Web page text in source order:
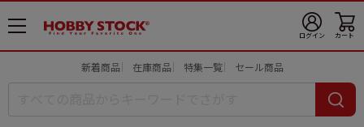
メ
ニ
ログイン カート
新着商品 在庫商品 特集一覧 セール商品